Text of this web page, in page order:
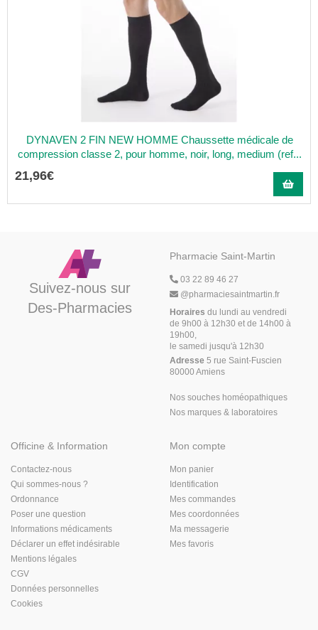
DYNAVEN 2 FIN NEW HOMME Chaussette médicale de
compression classe 2, pour homme, noir, long, medium (ref...
21,96€
Suivez-nous sur
Des-Pharmacies
Pharmacie Saint-Martin
03 22 89 46 27
@pharmaciesaintmartin.fr
Horaires du lundi au vendredi
de 9h00 à 12h30 et de 14h00 à
19h00,
le samedi jusqu'à 12h30
Adresse 5 rue Saint-Fuscien
80000 Amiens
Nos souches homéopathiques
Nos marques & laboratoires
Officine & Information
Contactez-nous
Qui sommes-nous ?
Ordonnance
Poser une question
Informations médicaments
Déclarer un effet indésirable
Mentions légales
CGV
Données personnelles
Cookies
Mon compte
Mon panier
Identification
Mes commandes
Mes coordonnées
Ma messagerie
Mes favoris